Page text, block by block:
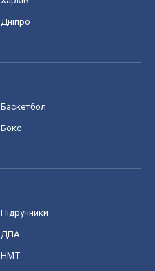
Дніпро
Баскетбол
Бокс
Підручники
ДПА
НМТ